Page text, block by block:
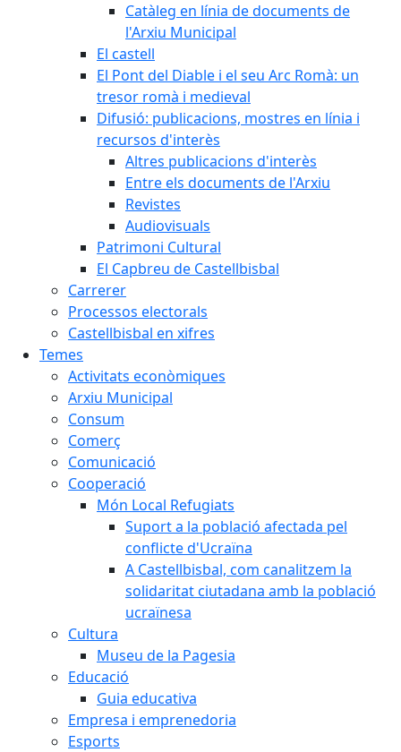
Catàleg en línia de documents de
l'Arxiu Municipal
El castell
El Pont del Diable i el seu Arc Romà: un
tresor romà i medieval
Difusió: publicacions, mostres en línia i
recursos d'interès
Altres publicacions d'interès
Entre els documents de l'Arxiu
Revistes
Audiovisuals
Patrimoni Cultural
El Capbreu de Castellbisbal
Carrerer
Processos electorals
Castellbisbal en xifres
Temes
Activitats econòmiques
Arxiu Municipal
Consum
Comerç
Comunicació
Cooperació
Món Local Refugiats
Suport a la població afectada pel
conflicte d'Ucraïna
A Castellbisbal, com canalitzem la
solidaritat ciutadana amb la població
ucraïnesa
Cultura
Museu de la Pagesia
Educació
Guia educativa
Empresa i emprenedoria
Esports